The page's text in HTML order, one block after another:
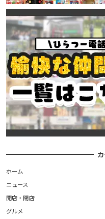
ホーム
ニュース
開店・閉店
グルメ